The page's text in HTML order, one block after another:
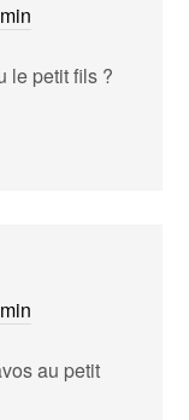
le petit fils ?
au petit